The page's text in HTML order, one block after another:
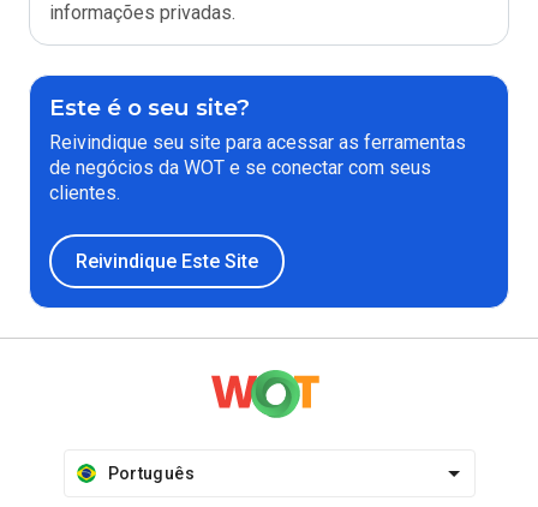
informações privadas.
Este é o seu site?
Reivindique seu site para acessar as ferramentas
de negócios da WOT e se conectar com seus
clientes.
Reivindique Este Site
Português